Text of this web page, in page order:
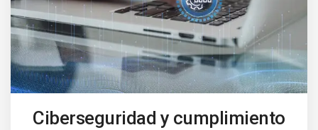
Ciberseguridad y cumplimiento